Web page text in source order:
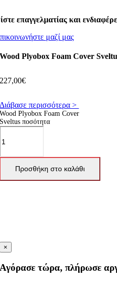
επαγγελματίας και
μαζί μας
Wood Plyobox Foam Cover
227,00€
Διάβασε περισσότερα >
Wood Plyobox Foam Cover
Sveltus ποσότητα
Προσθήκη στο καλάθι
×
Αγόρασε τώρα, πλήρωσε